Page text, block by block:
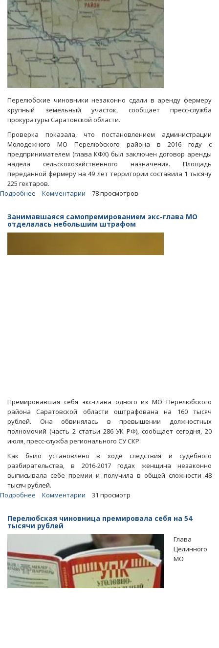
Перелюбские чиновники незаконно сдали в аренду фермеру
крупный земельный участок, сообщает пресс-служба
прокуратуры Саратовской области.
Проверка показала, что постановлением администрации
Молодежного МО Перелюбского района в 2016 году с
предпринимателем (глава КФХ) был заключен договор аренды
надела сельскохозяйственного назначения. Площадь
переданной фермеру на 49 лет территории составила 1 тысячу
225 гектаров.
Подробнее
пришлось
вернуть
Комментарии 78 просмотров
Занимавшаяся самопремированием экс-глава МО
отделалась небольшим штрафом
Премировавшая себя экс-глава одного из МО Перелюбского
района Саратовской области оштрафована на 160 тысяч
рублей. Она обвинялась в превышении должностных
полномочий (часть 2 статьи 286 УК РФ), сообщает сегодня, 20
июля, пресс-служба регионального СУ СКР.
Как было установлено в ходе следствия и судебного
разбирательства, в 2016-2017 годах женщина незаконно
выписывала себе премии и получила в общей сложности 48
тысяч рублей.
Подробнее
самопремированием
экс-
глава
отделалась
небольшим
штрафом
Комментарии 31 просмотр
Перелюбская чиновница премировала себя на 54
тысячи рублей
Глава
Целинного
МО